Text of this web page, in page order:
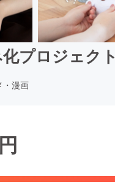
プロジェクト
・漫画
円